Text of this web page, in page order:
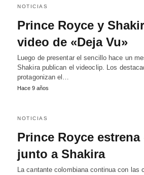
NOTICIAS
Prince Royce y
video de «Deja Vu»
Luego de presentar el sencillo hace un
Shakira publican el videoclip. Los
protagonizan el…
Hace 9 años
NOTICIAS
Prince Royce estrena
junto a Shakira
La cantante colombiana continua con las